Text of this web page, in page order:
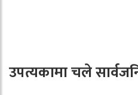
उपत्यकामा चले